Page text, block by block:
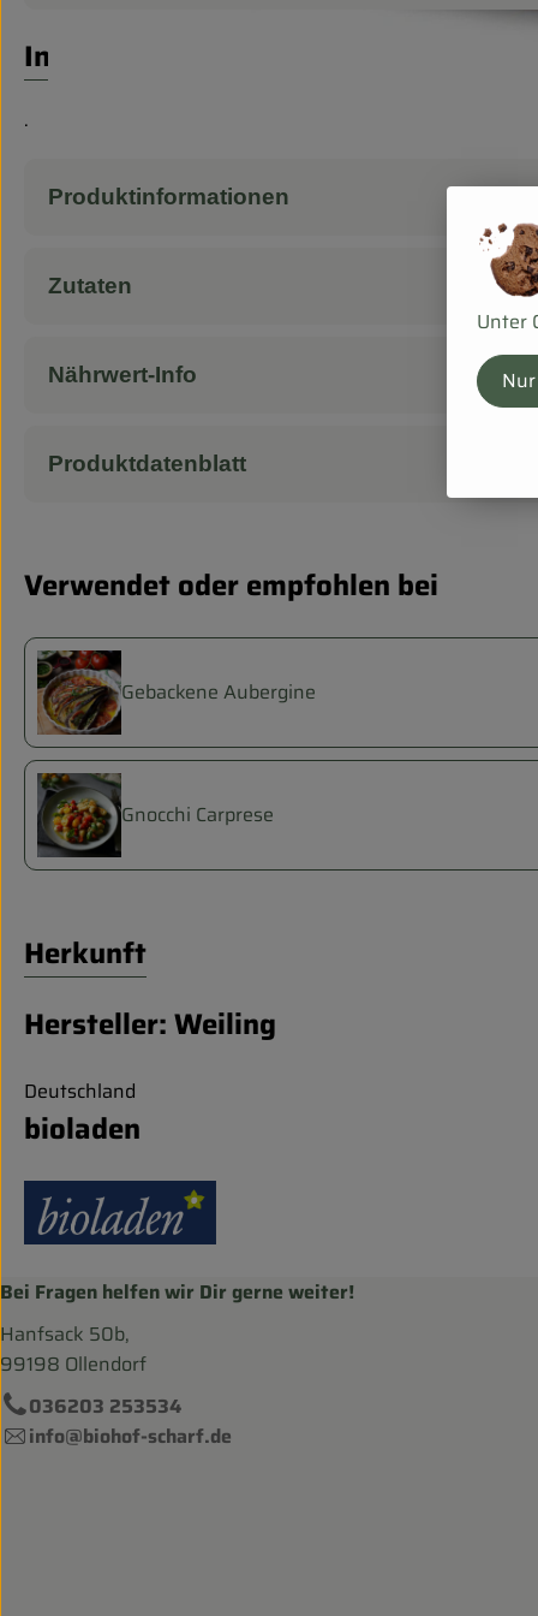
Info
.
Produktinformationen
Zutaten
Nährwert-Info
Produktdatenblatt
Verwendet oder empfohlen bei
Gebackene Aubergine
Gnocchi Carprese
Herkunft
Hersteller: Weiling
Deutschland
bioladen
Bei Fragen helfen wir Dir gerne weiter!
Hanfsack 50b,
99198 Ollendorf
036203 253534
info@biohof-scharf.de
Unter